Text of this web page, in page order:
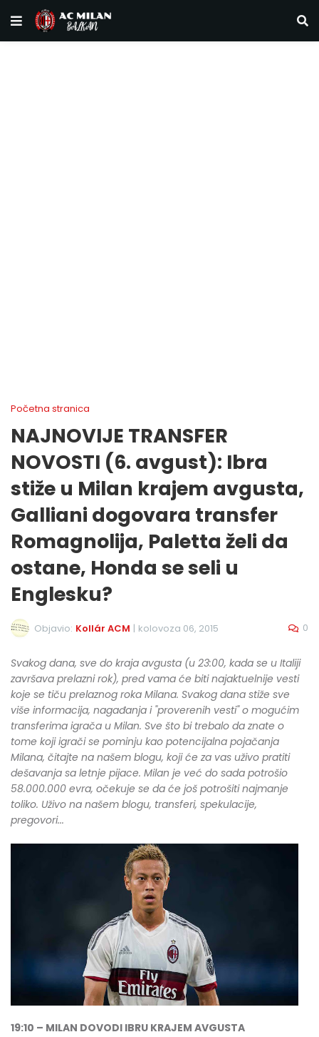
Početna stranica
NAJNOVIJE TRANSFER
NOVOSTI (6. avgust): Ibra
stiže u Milan krajem avgusta,
Galliani dogovara transfer
Romagnolija, Paletta želi da
ostane, Honda se seli u
Englesku?
Objavio: Kollár ACM | kolovoza 06, 2015 0
Svakog dana, sve do kraja avgusta (u 23:00, kada se u Italiji
završava prelazni rok), pred vama će biti najaktuelnije vesti
koje se tiču prelaznog roka Milana. Svakog dana stiže sve
više informacija, nagađanja i "proverenih vesti" o mogućim
transferima igrača u Milan. Sve što bi trebalo da znate o
tome koji igrači se pominju kao potencijalna pojačanja
Milana, čitajte na našem blogu, koji će za vas uživo pratiti
dešavanja sa letnje pijace. Milan je već do sada potrošio
58.000.000 evra, očekuje se da će još potrošiti najmanje
toliko. Uživo na našem blogu, transferi, spekulacije,
pregovori...
19:10 – MILAN DOVODI IBRU KRAJEM AVGUSTA